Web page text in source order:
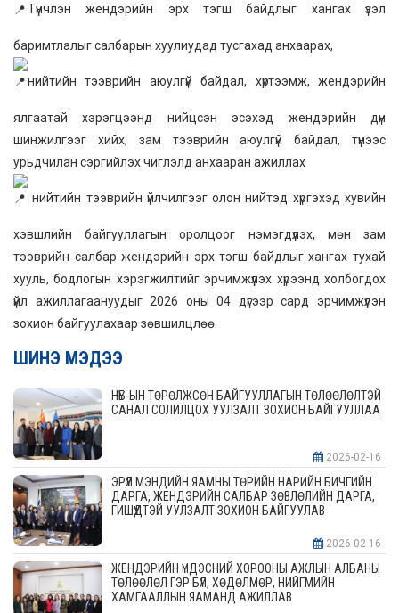
Түүнчлэн жендэрийн эрх тэгш байдлыг хангах үзэл
баримтлалыг салбарын хуулиудад тусгахад анхаарах,
нийтийн тээврийн аюулгүй байдал, хүртээмж, жендэрийн
ялгаатай хэрэгцээнд нийцсэн эсэхэд жендэрийн дүн
шинжилгээг хийх, зам тээврийн аюулгүй байдал, түүнээс
урьдчилан сэргийлэх чиглэлд анхааран ажиллах
нийтийн тээврийн үйлчилгээг олон нийтэд хүргэхэд хувийн
хэвшлийн байгууллагын оролцоог нэмэгдүүлэх, мөн зам
тээврийн салбар жендэрийн эрх тэгш байдлыг хангах тухай
хууль, бодлогын хэрэгжилтийг эрчимжүүлэх хүрээнд холбогдох
үйл ажиллагаануудыг 2026 оны 04 дүгээр сард эрчимжүүлэн
зохион байгуулахаар зөвшилцлөө.
ШИНЭ МЭДЭЭ
НҮБ-ЫН ТӨРӨЛЖСӨН БАЙГУУЛЛАГЫН ТӨЛӨӨЛӨЛТЭЙ
САНАЛ СОЛИЛЦОХ УУЛЗАЛТ ЗОХИОН БАЙГУУЛЛАА
2026-02-16
ЭРҮҮЛ МЭНДИЙН ЯАМНЫ ТӨРИЙН НАРИЙН БИЧГИЙН
ДАРГА, ЖЕНДЭРИЙН САЛБАР ЗӨВЛӨЛИЙН ДАРГА,
ГИШҮҮДТЭЙ УУЛЗАЛТ ЗОХИОН БАЙГУУЛАВ
2026-02-16
ЖЕНДЭРИЙН ҮНДЭСНИЙ ХОРООНЫ АЖЛЫН АЛБАНЫ
ТӨЛӨӨЛӨЛ ГЭР БҮЛ, ХӨДӨЛМӨР, НИЙГМИЙН
ХАМГААЛЛЫН ЯАМАНД АЖИЛЛАВ